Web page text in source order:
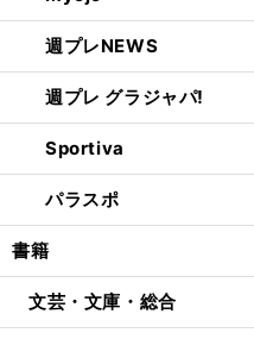
週プレNEWS
週プレ グラジャパ!
Sportiva
パラスポ
書籍
文芸・文庫・総合